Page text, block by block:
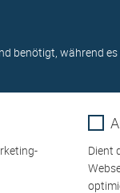
benötigt, während
Dient
SERVICE